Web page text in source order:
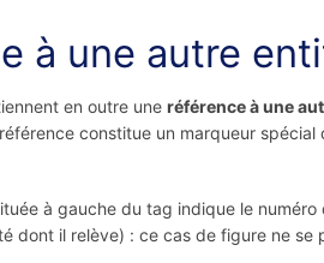
à une autre
en outre une référence à une
constitue un marqueur
à gauche du tag indique le
dont il relève) : ce cas de figure ne